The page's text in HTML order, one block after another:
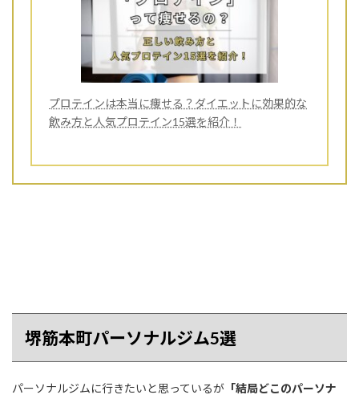
プロテインは本当に痩せる？ダイエットに効果的な
飲み方と人気プロテイン15選を紹介！
堺筋本町パーソナルジム5選
パーソナルジムに行きたいと思っているが 「結局どこのパーソナ